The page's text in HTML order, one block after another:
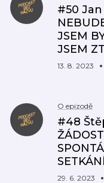
#50 Jan
JSEM
JSEM
13. 8. 2023
O epizodě
#48
29. 6. 2023